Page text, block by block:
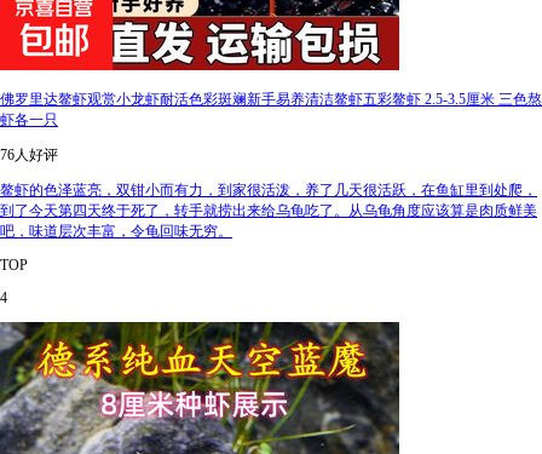
佛罗里达鳌虾观赏小龙虾耐活色彩斑斓新手易养清洁鳌虾五彩鳌虾 2.5-3.5厘米 三色熬
虾各一只
76人好评
鳌虾的色泽蓝亮，双钳小而有力，到家很活泼，养了几天很活跃，在鱼缸里到处爬，
到了今天第四天终于死了，转手就捞出来给乌龟吃了。从乌龟角度应该算是肉质鲜美
吧，味道层次丰富，令龟回味无穷。
TOP
4